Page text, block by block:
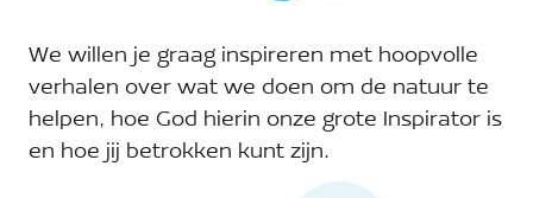
We willen je graag inspireren met hoopvolle
verhalen over wat we doen om de natuur te
helpen, hoe God hierin onze grote Inspirator is
en hoe jij betrokken kunt zijn.